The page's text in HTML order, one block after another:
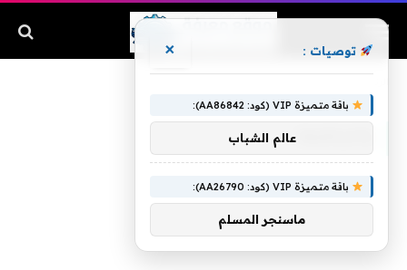
وأعراضها
توصيات : ×
باقة متميزة VIP (كود: AA86842):
عالم الشباب
باقة متميزة VIP (كود: AA26790):
ماسنجر المسلم